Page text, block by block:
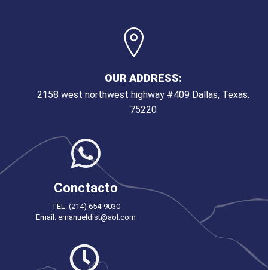
OUR ADDRESS:
2158 west northwest highway #409 Dallas, Texas.
75220
Conctacto
TEL: (214) 654-9030
Email: emanueldist@aol.com